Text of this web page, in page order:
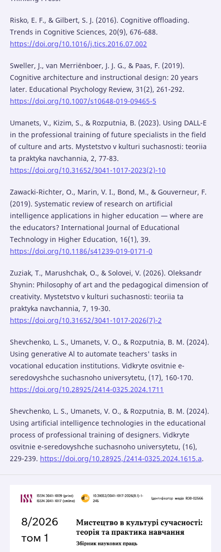
Risko, E. F., & Gilbert, S. J. (2016). Cognitive offloading.
Trends in Cognitive Sciences, 20(9), 676-688.
https://doi.org/10.1016/j.tics.2016.07.002
Sweller, J., van Merriënboer, J. J. G., & Paas, F. (2019).
Cognitive architecture and instructional design: 20 years
later. Educational Psychology Review, 31(2), 261-292.
https://doi.org/10.1007/s10648-019-09465-5
Umanets, V., Kizim, S., & Rozputnia, B. (2023). Using DALL-E
in the professional training of future specialists in the field
of culture and arts. Mystetstvo v kulturi suchasnosti: teoriia
ta praktyka navchannia, 2, 77-83.
https://doi.org/10.31652/3041-1017-2023(2)-10
Zawacki-Richter, O., Marin, V. I., Bond, M., & Gouverneur, F.
(2019). Systematic review of research on artificial
intelligence applications in higher education — where are
the educators? International Journal of Educational
Technology in Higher Education, 16(1), 39.
https://doi.org/10.1186/s41239-019-0171-0
Zuziak, T., Marushchak, O., & Solovei, V. (2026). Oleksandr
Shynin: Philosophy of art and the pedagogical dimension of
creativity. Mystetstvo v kulturi suchasnosti: teoriia ta
praktyka navchannia, 7, 19-30.
https://doi.org/10.31652/3041-1017-2026(7)-2
Shevchenko, L. S., Umanets, V. O., & Rozputnia, B. M. (2024).
Using generative Al to automate teachers' tasks in
vocational education institutions. Vidkryte osvitnie e-
seredovyshche suchasnoho universytetu, (17), 160-170.
https://doi.org/10.28925/2414-0325.2024.1711
Shevchenko, L. S., Umanets, V. O., & Rozputnia, B. M. (2024).
Using artificial intelligence technologies in the educational
process of professional training of designers. Vidkryte
osvitnie e-seredovyshche suchasnoho universytetu, (16),
229-239. https://doi.org/10.28925,/2414-0325.2024.1615.a.